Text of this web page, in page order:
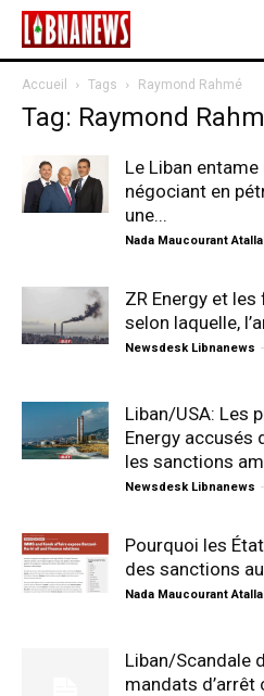
Accueil Tags Raymond Rahmé
Tag: Raymond
Le Liban
négociant en
une...
Nada Maucourant
ZR Energy et
selon laquelle,
Newsdesk Libnanews -
Liban/USA: Les
Energy accusés
les sanctions
Newsdesk Libnanews -
Pourquoi les
des sanctions
Nada Maucourant
Liban/Scandale
mandats